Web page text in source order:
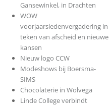
Gansewinkel, in Drachten
WOW
voorjaarsledenvergadering in
teken van afscheid en nieuwe
kansen
Nieuw logo CCW
Modeshows bij Boersma-
SIMS
Chocolaterie in Wolvega
Linde College verbindt